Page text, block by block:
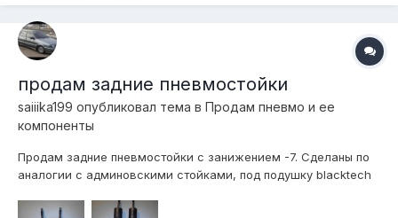
продам задние пневмостойки
saiiika199 опубликовал тема в Продам пневмо и ее
компоненты
Продам задние пневмостойки с занижением -7. Сделаны по
аналогии с админовскими стойками, под подушку blacktech
опорное кольцо приварено на высоте 85мм от верха. Стойки